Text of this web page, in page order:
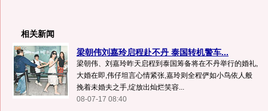
相关新闻
梁朝伟刘嘉玲启程赴不丹 泰国转机警车...
梁朝伟、刘嘉玲昨天启程到泰国筹备将在不丹举行的婚礼,
大婚在即,伟仔坦言心情紧张,嘉玲则全程俨如小鸟依人般
挽着未婚夫之手,绽放出灿烂笑容...
08-07-17 08:40